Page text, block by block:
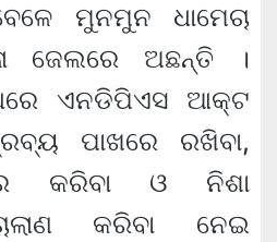
ମୁନମୁନ ଧାମେଚା
ଜେଲରେ ଅଛନ୍ତି ।
ଏନଡିପିଏସ ଆକ୍ଟ
ପାଖରେ ରଖିବା,
କରିବା ଓ ନିଶା
କରିବା ନେଇ